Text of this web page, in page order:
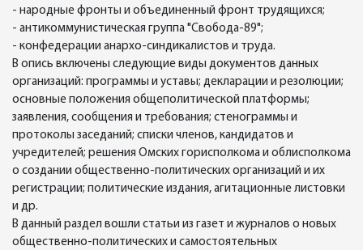
- народные фронты и объединенный фронт трудящихся;
- антикоммунистическая группа "Свобода-89";
- конфедерации анархо-синдикалистов и труда.
В опись включены следующие виды документов данных
организаций: программы и уставы; декларации и резолюции;
основные положения общеполитической платформы;
заявления, сообщения и требования; стенограммы и
протоколы заседаний; списки членов, кандидатов и
учредителей; решения Омских горисполкома и облисполкома
о создании общественно-политических организаций и их
регистрации; политические издания, агитационные листовки
и др.
В данный раздел вошли статьи из газет и журналов о новых
общественно-политических и самостоятельных